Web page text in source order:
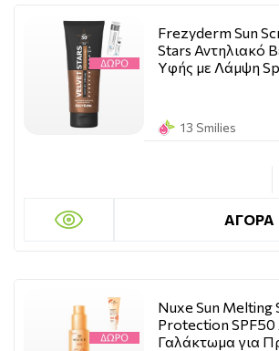
Frezyderm Sun
Stars Αντηλιακό
Yφής με Λάμψη
13 Smilies
ΑΓΟΡΑ
Nuxe Sun Melting
Protection SPF50
Γαλάκτωμα για